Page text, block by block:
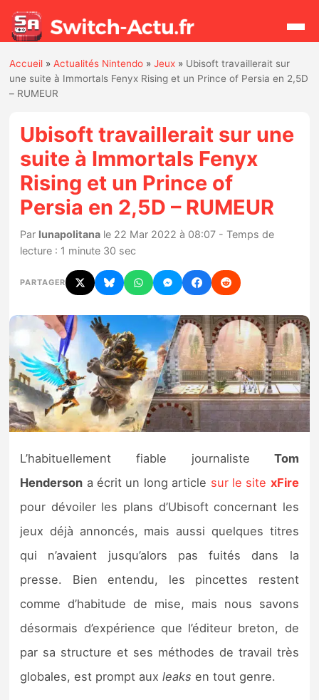
Rechercher
Actualités
Jeux
Hardware
Mises à jour
Chiffres de ventes
Rumeurs
Nintendo Direct
Tests et previews
Tests de jeux
Tests d’accessoires
Autres tests
Previews
Précommandes
Précommandes jeux Switch 2
Sorties de jeux
Accueil »Actualités Nintendo »Jeux » Ubisoft travaillerait sur
une suite à Immortals Fenyx Rising et un Prince of Persia en 2,5D
– RUMEUR
Ubisoft travaillerait sur une
suite à Immortals Fenyx
Rising et un Prince of
Persia en 2,5D – RUMEUR
Par lunapolitana le 22 Mar 2022 à 08:07 - Temps de
lecture : 1 minute 30 sec
PARTAGER
L’habituellement fiable journaliste Tom
Henderson a écrit un long article sur le site xFire
pour dévoiler les plans d’Ubisoft concernant les
jeux déjà annoncés, mais aussi quelques titres
qui n’avaient jusqu’alors pas fuités dans la
presse. Bien entendu, les pincettes restent
comme d’habitude de mise, mais nous savons
désormais d’expérience que l’éditeur breton, de
par sa structure et ses méthodes de travail très
globales, est prompt aux leaks en tout genre.